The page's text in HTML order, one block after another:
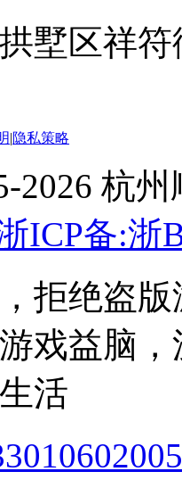
墅区祥
|隐私策略
2026 杭
ICP备:浙
拒绝盗
戏益脑
活